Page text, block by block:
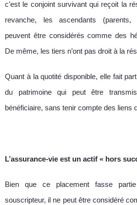
c’est le conjoint survivant qui reçoit la
revanche, les ascendants (parents,
peuvent être considérés comme des
De même, les tiers n’ont pas droit à la
Quant à la quotité disponible, elle fait
du patrimoine qui peut être
bénéficiaire, sans tenir compte des liens
L’assurance-vie est un actif « hors
Bien que ce placement fasse
souscripteur, il ne peut être considéré